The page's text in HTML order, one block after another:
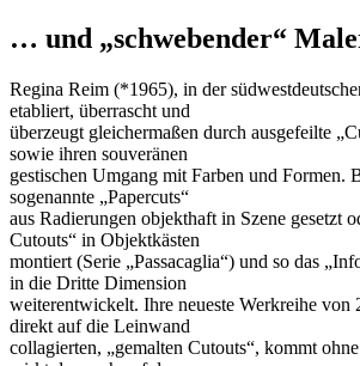
… und „schwebender“
Regina Reim (*1965), in der
etabliert, überrascht und
überzeugt gleichermaßen durch ausgefeilte
sowie ihren souveränen
gestischen Umgang mit Farben und Formen.
sogenannte „Papercuts“
aus Radierungen objekthaft in Szene gesetzt
Cutouts“ in Objektkästen
montiert (Serie „Passacaglia“) und so das
in die Dritte Dimension
weiterentwickelt. Ihre neueste Werkreihe von
direkt auf die Leinwand
collagierten, „gemalten Cutouts“, kommt